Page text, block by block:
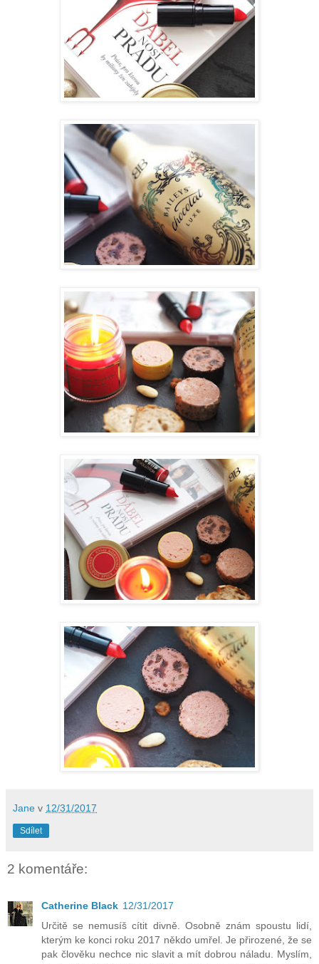
Jane v 12/31/2017
Sdílet
2 komentáře:
Catherine Black 12/31/2017
Určitě se nemusíš cítit divně. Osobně znám spoustu lidí,
kterým ke konci roku 2017 někdo umřel. Je přirozené, že se
pak člověku nechce nic slavit a mít dobrou náladu. Myslím,